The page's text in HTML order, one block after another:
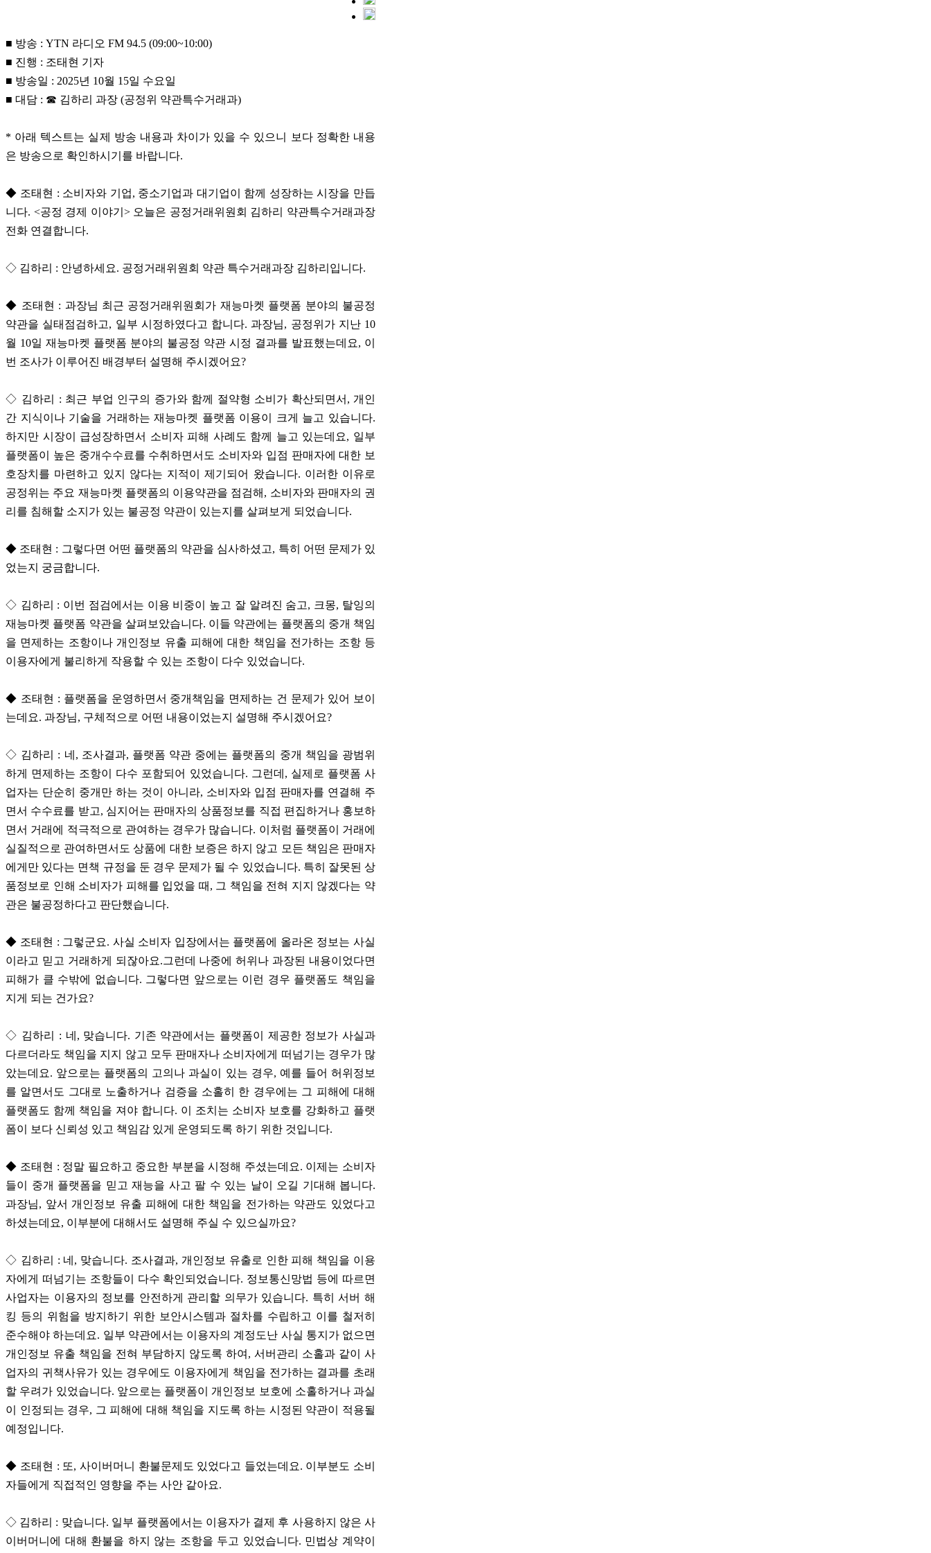
■ 방송 : YTN 라디오 FM 94.5 (09:00~10:00)
■ 진행 : 조태현 기자
■ 방송일 : 2025년 10월 15일 수요일
■ 대담 : ☎ 김하리 과장 (공정위 약관특수거래과)
* 아래 텍스트는 실제 방송 내용과 차이가 있을 수 있으니 보다 정확한 내용
은 방송으로 확인하시기를 바랍니다.
◆ 조태현 : 소비자와 기업, 중소기업과 대기업이 함께 성장하는 시장을 만듭
니다. <공정 경제 이야기> 오늘은 공정거래위원회 김하리 약관특수거래과장
전화 연결합니다.
◇ 김하리 : 안녕하세요. 공정거래위원회 약관 특수거래과장 김하리입니다.
◆ 조태현 : 과장님 최근 공정거래위원회가 재능마켓 플랫폼 분야의 불공정
약관을 실태점검하고, 일부 시정하였다고 합니다. 과장님, 공정위가 지난 10
월 10일 재능마켓 플랫폼 분야의 불공정 약관 시정 결과를 발표했는데요, 이
번 조사가 이루어진 배경부터 설명해 주시겠어요?
◇ 김하리 : 최근 부업 인구의 증가와 함께 절약형 소비가 확산되면서, 개인
간 지식이나 기술을 거래하는 재능마켓 플랫폼 이용이 크게 늘고 있습니다.
하지만 시장이 급성장하면서 소비자 피해 사례도 함께 늘고 있는데요, 일부
플랫폼이 높은 중개수수료를 수취하면서도 소비자와 입점 판매자에 대한 보
호장치를 마련하고 있지 않다는 지적이 제기되어 왔습니다. 이러한 이유로
공정위는 주요 재능마켓 플랫폼의 이용약관을 점검해, 소비자와 판매자의 권
리를 침해할 소지가 있는 불공정 약관이 있는지를 살펴보게 되었습니다.
◆ 조태현 : 그렇다면 어떤 플랫폼의 약관을 심사하셨고, 특히 어떤 문제가 있
었는지 궁금합니다.
◇ 김하리 : 이번 점검에서는 이용 비중이 높고 잘 알려진 숨고, 크몽, 탈잉의
재능마켓 플랫폼 약관을 살펴보았습니다. 이들 약관에는 플랫폼의 중개 책임
을 면제하는 조항이나 개인정보 유출 피해에 대한 책임을 전가하는 조항 등
이용자에게 불리하게 작용할 수 있는 조항이 다수 있었습니다.
◆ 조태현 : 플랫폼을 운영하면서 중개책임을 면제하는 건 문제가 있어 보이
는데요. 과장님, 구체적으로 어떤 내용이었는지 설명해 주시겠어요?
◇ 김하리 : 네, 조사결과, 플랫폼 약관 중에는 플랫폼의 중개 책임을 광범위
하게 면제하는 조항이 다수 포함되어 있었습니다. 그런데, 실제로 플랫폼 사
업자는 단순히 중개만 하는 것이 아니라, 소비자와 입점 판매자를 연결해 주
면서 수수료를 받고, 심지어는 판매자의 상품정보를 직접 편집하거나 홍보하
면서 거래에 적극적으로 관여하는 경우가 많습니다. 이처럼 플랫폼이 거래에
실질적으로 관여하면서도 상품에 대한 보증은 하지 않고 모든 책임은 판매자
에게만 있다는 면책 규정을 둔 경우 문제가 될 수 있었습니다. 특히 잘못된 상
품정보로 인해 소비자가 피해를 입었을 때, 그 책임을 전혀 지지 않겠다는 약
관은 불공정하다고 판단했습니다.
◆ 조태현 : 그렇군요. 사실 소비자 입장에서는 플랫폼에 올라온 정보는 사실
이라고 믿고 거래하게 되잖아요.그런데 나중에 허위나 과장된 내용이었다면
피해가 클 수밖에 없습니다. 그렇다면 앞으로는 이런 경우 플랫폼도 책임을
지게 되는 건가요?
◇ 김하리 : 네, 맞습니다. 기존 약관에서는 플랫폼이 제공한 정보가 사실과
다르더라도 책임을 지지 않고 모두 판매자나 소비자에게 떠넘기는 경우가 많
았는데요. 앞으로는 플랫폼의 고의나 과실이 있는 경우, 예를 들어 허위정보
를 알면서도 그대로 노출하거나 검증을 소홀히 한 경우에는 그 피해에 대해
플랫폼도 함께 책임을 져야 합니다. 이 조치는 소비자 보호를 강화하고 플랫
폼이 보다 신뢰성 있고 책임감 있게 운영되도록 하기 위한 것입니다.
◆ 조태현 : 정말 필요하고 중요한 부분을 시정해 주셨는데요. 이제는 소비자
들이 중개 플랫폼을 믿고 재능을 사고 팔 수 있는 날이 오길 기대해 봅니다.
과장님, 앞서 개인정보 유출 피해에 대한 책임을 전가하는 약관도 있었다고
하셨는데요, 이부분에 대해서도 설명해 주실 수 있으실까요?
◇ 김하리 : 네, 맞습니다. 조사결과, 개인정보 유출로 인한 피해 책임을 이용
자에게 떠넘기는 조항들이 다수 확인되었습니다. 정보통신망법 등에 따르면
사업자는 이용자의 정보를 안전하게 관리할 의무가 있습니다. 특히 서버 해
킹 등의 위험을 방지하기 위한 보안시스템과 절차를 수립하고 이를 철저히
준수해야 하는데요. 일부 약관에서는 이용자의 계정도난 사실 통지가 없으면
개인정보 유출 책임을 전혀 부담하지 않도록 하여, 서버관리 소홀과 같이 사
업자의 귀책사유가 있는 경우에도 이용자에게 책임을 전가하는 결과를 초래
할 우려가 있었습니다. 앞으로는 플랫폼이 개인정보 보호에 소홀하거나 과실
이 인정되는 경우, 그 피해에 대해 책임을 지도록 하는 시정된 약관이 적용될
예정입니다.
◆ 조태현 : 또, 사이버머니 환불문제도 있었다고 들었는데요. 이부분도 소비
자들에게 직접적인 영향을 주는 사안 같아요.
◇ 김하리 : 맞습니다. 일부 플랫폼에서는 이용자가 결제 후 사용하지 않은 사
이버머니에 대해 환불을 하지 않는 조항을 두고 있었습니다. 민법상 계약이